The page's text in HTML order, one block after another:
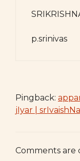
p.srinivas
Pingback:
jIyar |
Comments are